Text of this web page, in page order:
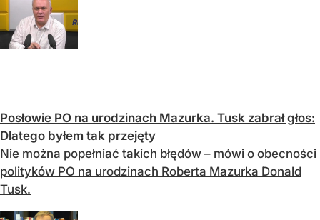
Posłowie PO na urodzinach Mazurka. Tusk zabrał głos:
Dlatego byłem tak przejęty
Nie można popełniać takich błędów – mówi o obecności
polityków PO na urodzinach Roberta Mazurka Donald
Tusk.